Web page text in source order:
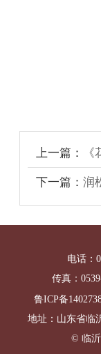
上一篇： 《
下一篇：润
电话：
传真：
鲁ICP备
地址：山东省临
© 临